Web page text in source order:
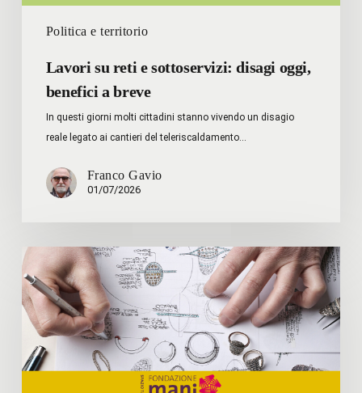
Politica e territorio
Lavori su reti e sottoservizi: disagi oggi,
benefici a breve
In questi giorni molti cittadini stanno vivendo un disagio
reale legato ai cantieri del teleriscaldamento…
Franco Gavio
01/07/2026
FONDAZIONE
MANI
INTELLIGENTI